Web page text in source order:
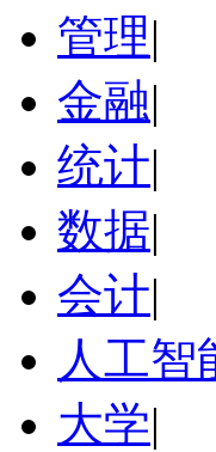
管理|
金融|
统计|
数据|
会计|
人工智
大学|